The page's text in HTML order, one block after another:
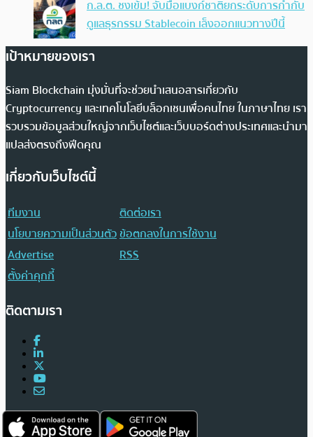
ก.ล.ต. ชงเข้ม! จับมือแบงก์ชาติยกระดับการกำกับ
ดูแลธุรกรรม Stablecoin เล็งออกแนวทางปีนี้
เป้าหมายของเรา
Siam Blockchain มุ่งมั่นที่จะช่วยนำเสนอสารเกี่ยวกับ
Cryptocurrency และเทคโนโลยีบล็อกเชนเพื่อคนไทย ในภาษาไทย เรา
รวบรวมข้อมูลส่วนใหญ่จากเว็บไซต์และเว็บบอร์ดต่างประเทศและนำมา
แปลส่งตรงถึงฟีดคุณ
เกี่ยวกับเว็บไซต์นี้
ทีมงาน
ติดต่อเรา
นโยบายความเป็นส่วนตัวข้อตกลงในการใช้งาน
Advertise
RSS
ตั้งค่าคุกกี้
ติดตามเรา